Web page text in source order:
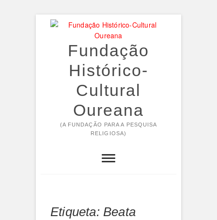
Fundação
Histórico-
Cultural
Oureana
(A FUNDAÇÃO PARA A PESQUISA
RELIGIOSA)
Etiqueta: Beata